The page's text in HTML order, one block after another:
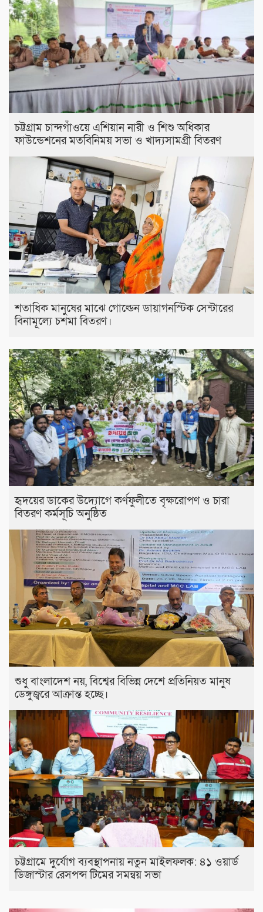
চট্টগ্রাম চান্দগাঁওয়ে এশিয়ান নারী ও শিশু অধিকার
ফাউন্ডেশনের মতবিনিময় সভা ও খাদ্যসামগ্রী বিতরণ
শতাধিক মানুষের মাঝে গোল্ডেন ডায়াগনস্টিক সেন্টারের
বিনামূল্যে চশমা বিতরণ।
হৃদয়ের ডাকের উদ্যোগে কর্ণফুলীতে বৃক্ষরোপণ ও চারা
বিতরণ কর্মসূচি অনুষ্ঠিত
শুধু বাংলাদেশ নয়, বিশ্বের বিভিন্ন দেশে প্রতিনিয়ত মানুষ
ডেঙ্গুজ্বরে আক্রান্ত হচ্ছে।
চট্টগ্রামে দুর্যোগ ব্যবস্থাপনায় নতুন মাইলফলক: ৪১ ওয়ার্ড
ডিজাস্টার রেসপন্স টিমের সমন্বয় সভা